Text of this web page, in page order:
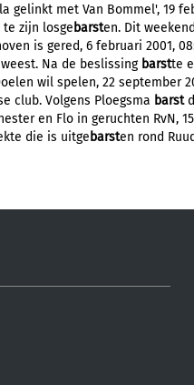
gelinkt met Van Bommel', 19
te zijn losge barsten. Dit
is gered, 6 februari 2001,
Na de beslissing barstte
wil spelen, 22 september
club. Volgens Ploegsma barst
en Flo in geruchten RvN,
die is uitge barsten rond